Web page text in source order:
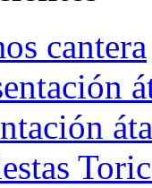
cantera